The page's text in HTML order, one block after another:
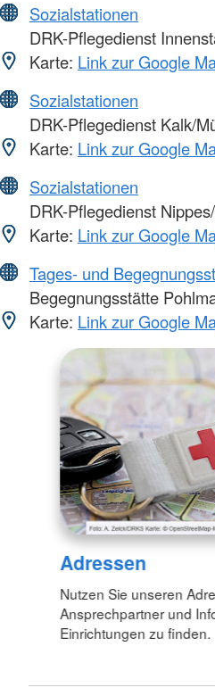
Sozialstationen
DRK-Pflegedienst
Karte: Link zur Google
Sozialstationen
DRK-Pflegedienst Kalk/
Karte: Link zur Google
Sozialstationen
DRK-Pflegedienst
Karte: Link zur Google
Tages- und
Begegnungsstätte
Karte: Link zur Google
Adressen
Nutzen Sie unseren
Ansprechpartner und
Einrichtungen zu finden.